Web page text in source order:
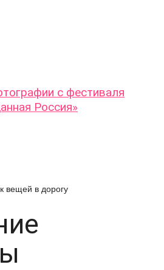
с фестиваля
Россия»
вещей в дорогу